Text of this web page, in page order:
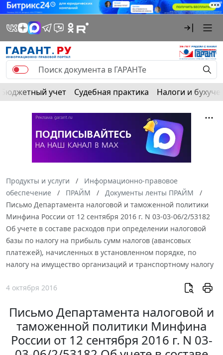
Бюджетный учет Судебная практика Налоги и
Продукты и услуги
Информационно-правовое
обеспечение
ПРАЙМ
Документы ленты ПРАЙМ
Письмо Департамента налоговой и таможенной политики
Минфина России от 12 сентября 2016 г. N 03-03-06/2/53182
Об учете в составе расходов при определении налоговой
базы по налогу на прибыль сумм налогов (авансовых
платежей), начисленных в установленном порядке, по
налогу на имущество организаций и транспортному налогу
4 октября 2016
Письмо Департамента налоговой и
таможенной политики Минфина
России от 12 сентября 2016 г. N 03-